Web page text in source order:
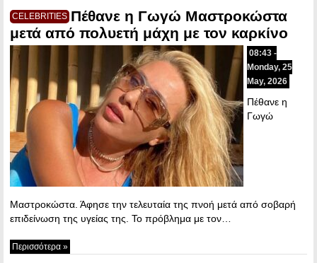
CELEBRITIES Πέθανε η Γωγώ Μαστροκώστα
μετά από πολυετή μάχη με τον καρκίνο
08:43 -
Monday, 25
May, 2026
Πέθανε η
Γωγώ
Μαστροκώστα. Άφησε την τελευταία της πνοή μετά από σοβαρή
επιδείνωση της υγείας της. Το πρόβλημα με τον…
Περισσότερα »